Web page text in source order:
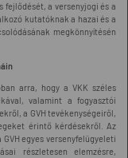
fejlődését, a versenyjogi és a
kutatóknak a hazai és a
megkönnyítésén
arra, hogy a VKK széles
valamint a fogyasztói
a GVH tevékenységeiről,
érintő kérdésekről. Az
egyes versenyfelügyeleti
részletesen elemzésre,